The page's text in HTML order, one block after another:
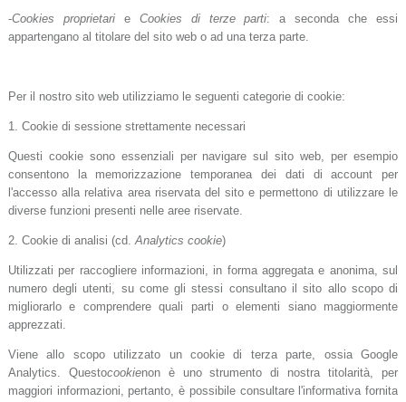
-Cookies proprietarie Cookies di terze parti: a seconda che essi
appartengano al titolare del sito web o ad una terza parte.
Per il nostro sito web utilizziamo le seguenti categorie di cookie:
1. Cookie di sessione strettamente necessari
Questi cookie sono essenziali per navigare sul sito web, per esempio
consentono la memorizzazione temporanea dei dati di account per
l'accesso alla relativa area riservata del sito e permettono di utilizzare le
diverse funzioni presenti nelle aree riservate.
2. Cookie di analisi (cd. Analytics cookie)
Utilizzati per raccogliere informazioni, in forma aggregata e anonima, sul
numero degli utenti, su come gli stessi consultano il sito allo scopo di
migliorarlo e comprendere quali parti o elementi siano maggiormente
apprezzati.
Viene allo scopo utilizzato un cookie di terza parte, ossia Google
Analytics. Questocookienon è uno strumento di nostra titolarità, per
maggiori informazioni, pertanto, è possibile consultare l'informativa fornita